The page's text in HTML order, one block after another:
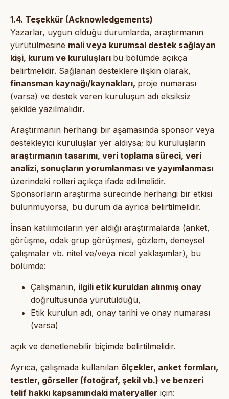
1.4. Teşekkür (Acknowledgements)
Yazarlar, uygun olduğu durumlarda, araştırmanın
yürütülmesine mali veya kurumsal destek sağlayan
kişi, kurum ve kuruluşları bu bölümde açıkça
belirtmelidir. Sağlanan desteklere ilişkin olarak,
finansman kaynağı/­kaynakları, proje numarası
(varsa) ve destek veren kuruluşun adı eksiksiz
şekilde yazılmalıdır.
Araştırmanın herhangi bir aşamasında sponsor veya
destekleyici kuruluşlar yer aldıysa; bu kuruluşların
araştırmanın tasarımı, veri toplama süreci, veri
analizi, sonuçların yorumlanması ve yayımlanması
üzerindeki rolleri açıkça ifade edilmelidir.
Sponsorların araştırma sürecinde herhangi bir etkisi
bulunmuyorsa, bu durum da ayrıca belirtilmelidir.
İnsan katılımcıların yer aldığı araştırmalarda (anket,
görüşme, odak grup görüşmesi, gözlem, deneysel
çalışmalar vb. nitel ve/veya nicel yaklaşımlar), bu
bölümde:
Çalışmanın, ilgili etik kuruldan alınmış onay
doğrultusunda yürütüldüğü,
Etik kurulun adı, onay tarihi ve onay numarası
(varsa)
açık ve denetlenebilir biçimde belirtilmelidir.
Ayrıca, çalışmada kullanılan ölçekler, anket formları,
testler, görseller (fotoğraf, şekil vb.) ve benzeri
telif hakkı kapsamındaki materyaller için: